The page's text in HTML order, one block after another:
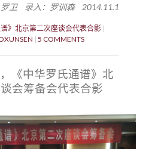
罗卫 录入：罗训森 2014.11.1
》北京第二次座谈会代表合影
5 COMMENTS
《中华罗氏通谱》北
会筹备会代表合影